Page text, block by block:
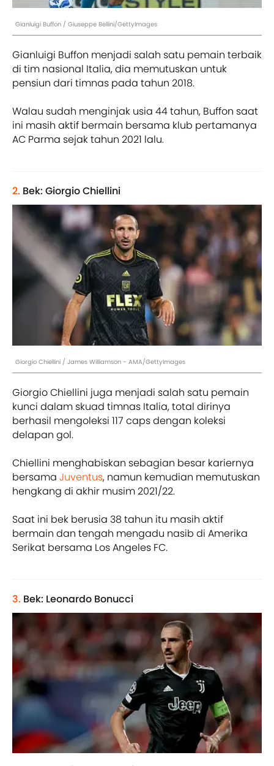
Gianluigi Buffon / Giuseppe Bellini/GettyImages
Gianluigi Buffon menjadi salah satu pemain terbaik
di tim nasional Italia, dia memutuskan untuk
pensiun dari timnas pada tahun 2018.
Walau sudah menginjak usia 44 tahun, Buffon saat
ini masih aktif bermain bersama klub pertamanya
AC Parma sejak tahun 2021 lalu.
2. Bek: Giorgio Chiellini
Giorgio Chiellini / James Williamson - AMA/GettyImages
Giorgio Chiellini juga menjadi salah satu pemain
kunci dalam skuad timnas Italia, total dirinya
berhasil mengoleksi 117 caps dengan koleksi
delapan gol.
Chiellini menghabiskan sebagian besar kariernya
bersama Juventus, namun kemudian memutuskan
hengkang di akhir musim 2021/22.
Saat ini bek berusia 38 tahun itu masih aktif
bermain dan tengah mengadu nasib di Amerika
Serikat bersama Los Angeles FC.
3. Bek: Leonardo Bonucci